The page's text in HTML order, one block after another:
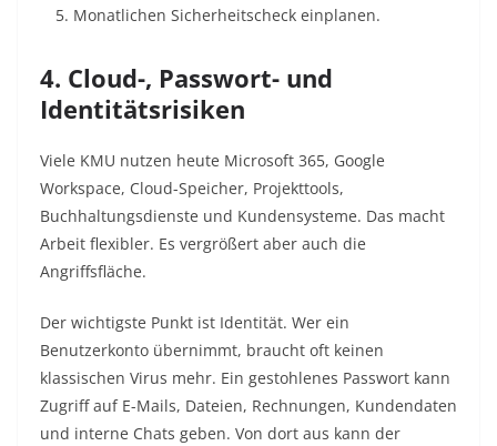
Monatlichen Sicherheitscheck einplanen.
4. Cloud-, Passwort- und
Identitätsrisiken
Viele KMU nutzen heute Microsoft 365, Google
Workspace, Cloud-Speicher, Projekttools,
Buchhaltungsdienste und Kundensysteme. Das macht
Arbeit flexibler. Es vergrößert aber auch die
Angriffsfläche.
Der wichtigste Punkt ist Identität. Wer ein
Benutzerkonto übernimmt, braucht oft keinen
klassischen Virus mehr. Ein gestohlenes Passwort kann
Zugriff auf E-Mails, Dateien, Rechnungen, Kundendaten
und interne Chats geben. Von dort aus kann der